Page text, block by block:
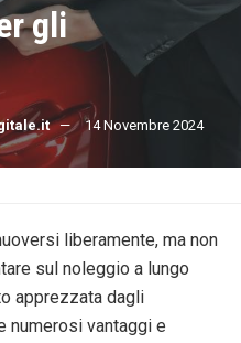
gli
14 Novembre 2024
liberamente, ma non
sul noleggio a lungo
apprezzata dagli
numerosi vantaggi e